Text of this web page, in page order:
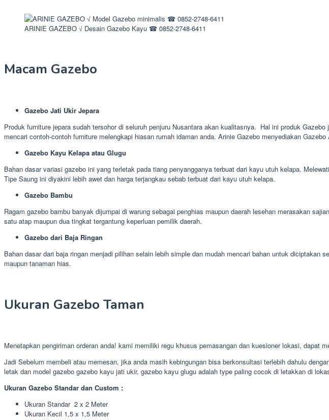
ARINIE GAZEBO √ Desain Gazebo Kayu ☎ 0852-2748-6411
Macam Gazebo
Gazebo Jati Ukir Jepara
Produk furniture jepara sudah tersohor di seluruh penjuru Nusantara akan kualitasnya. Hal ini produk
mencari contoh-contoh furniture melengkapi hiasan rumah idaman anda. Arinie Gazebo menyediakan
Gazebo Kayu Kelapa atau Glugu
Bahan dasar variasi gazebo ini yang terletak pada tiang penyangganya terbuat dari kayu utuh kelapa.
Tipe Saung ini diyakini lebih awet dan harga terjangkau sebab terbuat dari kayu utuh kelapa.
Gazebo Bambu
Ragam gazebo bambu banyak dijumpai di warung sebagai penghias maupun daerah lesehan merasakan
satu atap maupun dua tingkat tergantung keperluan pemilik daerah.
Gazebo dari Baja Ringan
Bahan dasar dari baja ringan menjadi pilihan selain lebih simple dan mudah mencari bahan untuk
maupun tanaman hias.
Ukuran Gazebo Taman
Menetapkan pengiriman orderan anda! kami memiliki regu khusus pemasangan dan kuesioner lokasi, dapat
Jadi Sebelum membeli atau memesan, jika anda masih kebingungan bisa berkonsultasi terlebih dahulu
letak dan model gazebo gazebo kayu jati ukir, gazebo kayu glugu adalah type paling cocok di letakkan di
Ukuran Gazebo Standar dan Custom :
Ukuran Standar 2 x 2 Meter
Ukuran Kecil 1,5 x 1,5 Meter